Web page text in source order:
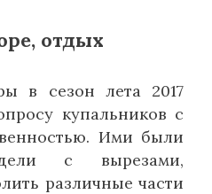
отдых
в сезон лета 2017
купальников с
Ими были
с вырезами,
различные части